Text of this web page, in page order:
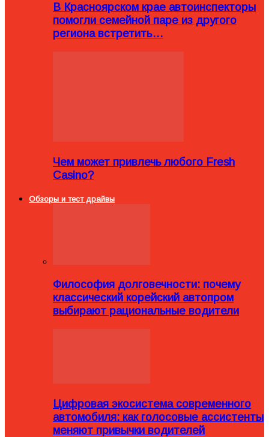
В Красноярском крае автоинспекторы
помогли семейной паре из другого
региона встретить…
Чем может привлечь любого Fresh
Casino?
Обзоры и тест драйвы
Философия долговечности: почему
классический корейский автопром
выбирают рациональные водители
Цифровая экосистема современного
автомобиля: как голосовые ассистенты
меняют привычки водителей